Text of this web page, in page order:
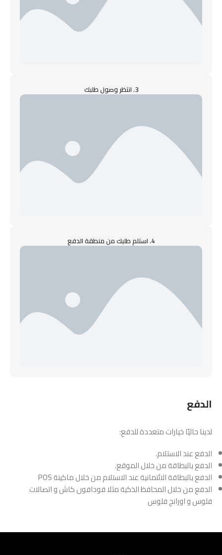
3. انتظر وصول طلبك
4. استلم طلبك من منطقة الدفع
الدفع
لدينا حاليًا خيارات متعددة للدفع:
الدفع عند الاستلام.
الدفع بالبطاقة من خلال الموقع.
الدفع بالبطاقة الائتمانية عند الاستلام من خلال ماكينة POS
الدفع من خلال المحافظ الذكية مثلا فودافون كاش و اتصالات
فلوس و اورانج فلوس